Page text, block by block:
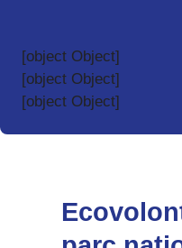
[object Object]
[object Object]
[object Object]